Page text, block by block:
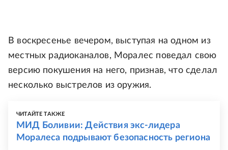
В воскресенье вечером, выступая на одном из
местных радиоканалов, Моралес поведал свою
версию покушения на него, признав, что сделал
несколько выстрелов из оружия.
ЧИТАЙТЕ ТАКЖЕ
МИД Боливии: Действия экс-лидера
Моралеса подрывают безопасность региона